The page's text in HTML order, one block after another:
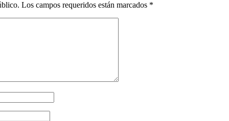
Los campos requeridos están marcados *